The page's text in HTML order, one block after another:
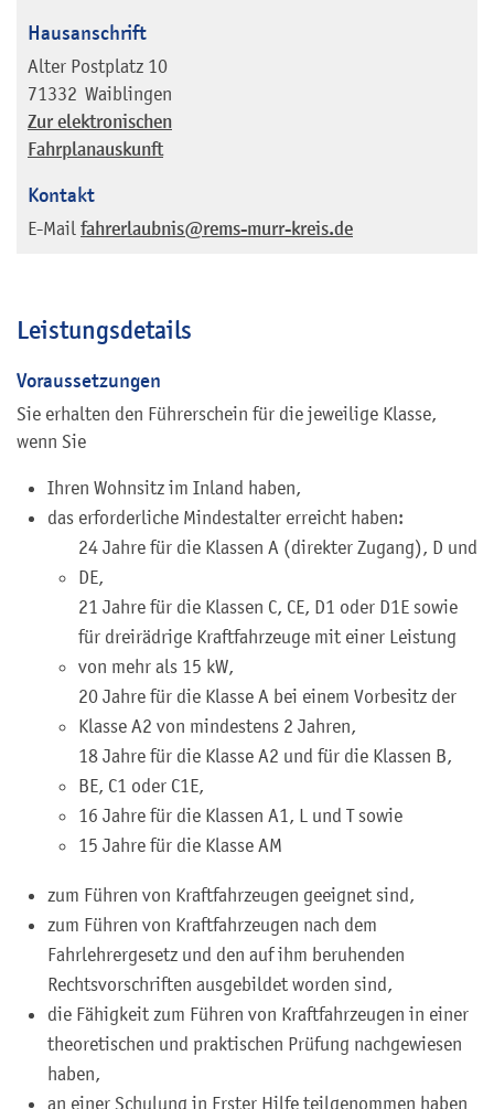
Hausanschrift
Alter Postplatz 10
71332 Waiblingen
Zur elektronischen
Fahrplanauskunft
Kontakt
E-Mail fahrerlaubnis@rems-murr-kreis.de
Leistungsdetails
Voraussetzungen
Sie erhalten den Führerschein für die jeweilige Klasse,
wenn Sie
Ihren Wohnsitz im Inland haben,
das erforderliche Mindestalter erreicht haben:
24 Jahre für die Klassen A (direkter Zugang), D und
DE,
21 Jahre für die Klassen C, CE, D1 oder D1E sowie
für dreirädrige Kraftfahrzeuge mit einer Leistung
von mehr als 15 kW,
20 Jahre für die Klasse A bei einem Vorbesitz der
Klasse A2 von mindestens 2 Jahren,
18 Jahre für die Klasse A2 und für die Klassen B,
BE, C1 oder C1E,
16 Jahre für die Klassen A1, L und T sowie
15 Jahre für die Klasse AM
zum Führen von Kraftfahrzeugen geeignet sind,
zum Führen von Kraftfahrzeugen nach dem
Fahrlehrergesetz und den auf ihm beruhenden
Rechtsvorschriften ausgebildet worden sind,
die Fähigkeit zum Führen von Kraftfahrzeugen in einer
theoretischen und praktischen Prüfung nachgewiesen
haben,
an einer Schulung in Erster Hilfe teilgenommen haben